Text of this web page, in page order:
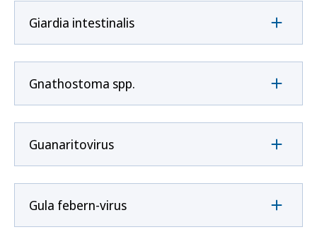
Giardia intestinalis
Gnathostoma spp.
Guanaritovirus
Gula febern-virus